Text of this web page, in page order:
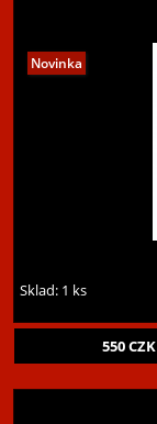
Sklad: 1 ks
550CZK